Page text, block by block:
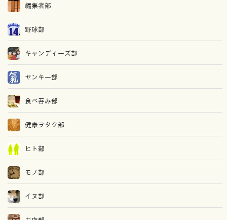
編集者部
野球部
キャンディーズ部
ヤンキー部
食べ吞み部
健康ヲタク部
ヒト部
モノ部
イヌ部